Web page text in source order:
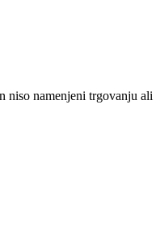
namenjeni trgovanju ali